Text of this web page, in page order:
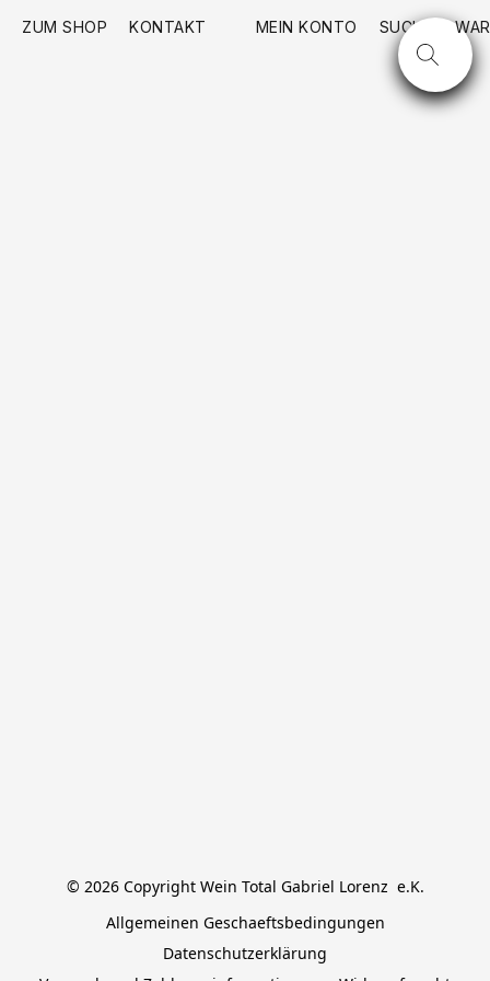
ZUM SHOP KONTAKT MEIN KONTO SUCHE
© 2026 Copyright Wein Total Gabriel Lorenz  e.K.
Allgemeinen Geschaeftsbedingungen
Datenschutzerklärung